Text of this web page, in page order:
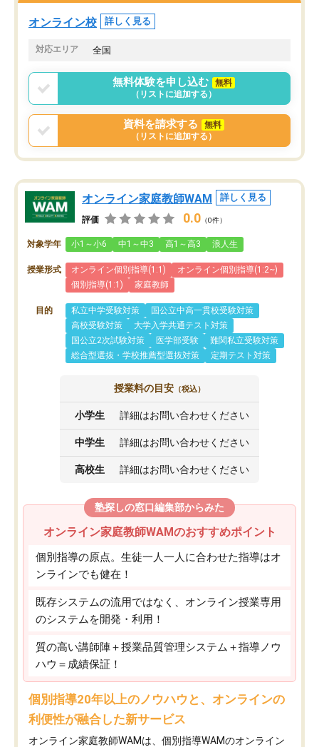
オンライン校 詳しく見る
対応エリア 全国
無料体験を申し込む
無料
（リストに追加する）
資料を請求する
無料
（リストに追加する）
オンライン家庭教師WAM 詳しく見る
評価 0.0 （0件）
対象学年 小1～小6 中1～中3 高1～高3 浪人生
授業形式 オンライン個別指導(1:1)
オンライン個別指導(1:2~)
個別指導(1:1)
家庭教師
目的 私立中学受験対策
国公立中高一貫校受験対策
高校受験対策
大学入学共通テスト対策
国公立2次試験対策
医学部受験
難関私立受験対策
総合型選抜・学校推薦型選抜対策
定期テスト対策
授業料の目安 （税込）
小学生 詳細はお問い合わせください
中学生 詳細はお問い合わせください
高校生 詳細はお問い合わせください
塾探しの窓口編集部からみた
オンライン家庭教師WAMのおすすめポイント
個別指導の原点。生徒一人一人に合わせた指導はオ
ンラインでも健在！
既存システムの流用ではなく、オンライン授業専用
のシステムを開発・利用！
質の高い講師陣＋授業品質管理システム＋指導ノウ
ハウ＝成績保証！
個別指導20年以上のノウハウと、オンラインの
利便性が融合した新サービス
オンライン家庭教師WAMは、個別指導WAMのオンライン